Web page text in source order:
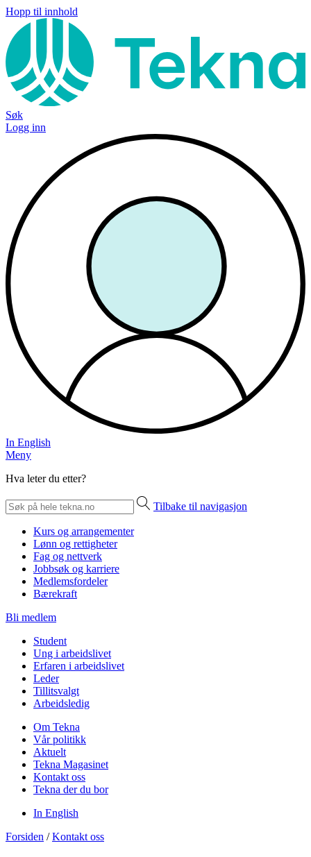
Hopp til innhold
Søk
Logg inn
In English
Meny
Hva leter du etter?
Tilbake til navigasjon
Kurs og arrangementer
Lønn og rettigheter
Fag og nettverk
Jobbsøk og karriere
Medlemsfordeler
Bærekraft
Bli medlem
Student
Ung i arbeidslivet
Erfaren i arbeidslivet
Leder
Tillitsvalgt
Arbeidsledig
Om Tekna
Vår politikk
Aktuelt
Tekna Magasinet
Kontakt oss
Tekna der du bor
In English
Forsiden / Kontakt oss